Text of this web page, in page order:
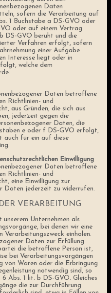
Daten
sofern die Verarbeitung auf
1 Buchstabe a DS-GVO oder
oder auf einem Vertrag
DS-GVO beruht und die
Verfahren erfolgt, sofern
einer Aufgabe
Interesse liegt oder in
welche dem
Daten betroffene
Richtlinien- und
aus Gründen, die sich aus
jederzeit gegen die
Daten, die
e oder f DS-GVO erfolgt,
auch für ein auf diese
Einwilligung
Daten betroffene
Richtlinien- und
eine Einwilligung zur
Daten jederzeit zu widerrufen.
VERARBEITUNG
Unternehmen als
bei denen wir eine
Verarbeitungszweck einholen.
Daten zur Erfüllung
die betroffene Person ist,
bei Verarbeitungsvorgängen
von Waren oder die Erbringung
notwendig sind, so
Abs. 1 lit. b DS-GVO. Gleiches
die zur Durchführung